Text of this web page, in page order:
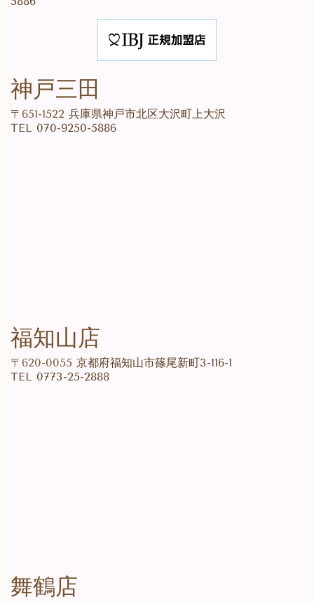
神戸三田
〒651-1522 兵庫県神戸市北区大沢町上大沢
TEL 070-9250-5886
福知山店
〒620-0055 京都府福知山市篠尾新町3-116-1
TEL 0773-25-2888
舞鶴店